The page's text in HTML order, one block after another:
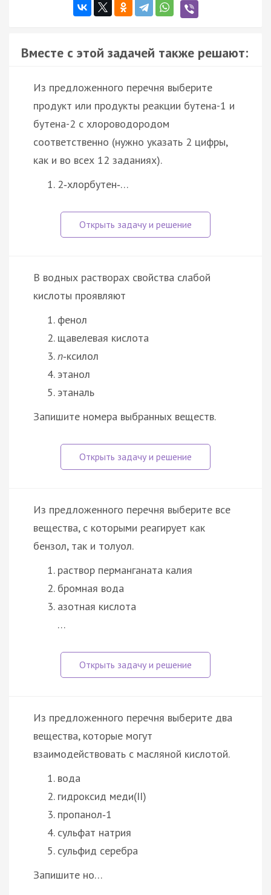
Вместе с этой задачей также решают:
Из предложенного перечня выберите
продукт или продукты реакции бутена-1 и
бутена-2 с хлороводородом
соответственно (нужно указать 2 цифры,
как и во всех 12 заданиях).
2‑хлорбутен‑…
В водных растворах свойства слабой
кислоты проявляют
фенол
щавелевая кислота
п‑ксилол
этанол
этаналь
Запишите номера выбранных веществ.
Из предложенного перечня выберите все
вещества, с которыми реагирует как
бензол, так и толуол.
раствор перманганата калия
бромная вода
азотная кислота
…
Из предложенного перечня выберите два
вещества, которые могут
взаимодействовать с масляной кислотой.
вода
гидроксид меди(II)
пропанол‑1
сульфат натрия
сульфид серебра
Запишите но…